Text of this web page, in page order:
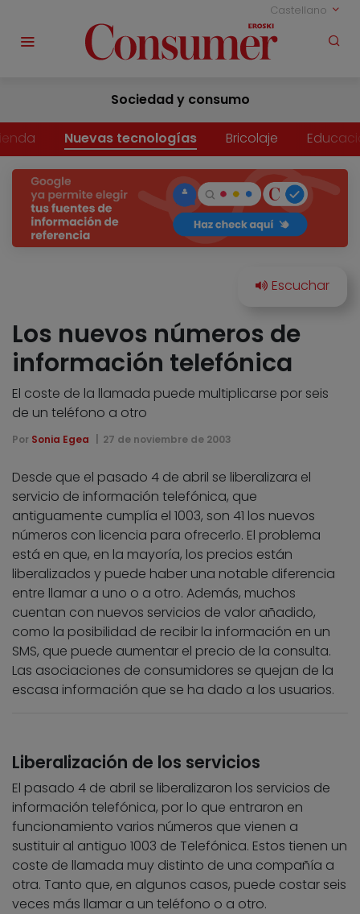
Castellano
Sociedad y consumo
Nuevas tecnologías Bricolaje
Los nuevos números de
información telefónica
El coste de la llamada puede multiplicarse por seis
de un teléfono a otro
Por Sonia Egea 27 de noviembre de 2003
Desde que el pasado 4 de abril se liberalizara el
servicio de información telefónica, que
antiguamente cumplía el 1003, son 41 los nuevos
números con licencia para ofrecerlo. El problema
está en que, en la mayoría, los precios están
liberalizados y puede haber una notable diferencia
entre llamar a uno o a otro. Además, muchos
cuentan con nuevos servicios de valor añadido,
como la posibilidad de recibir la información en un
SMS, que puede aumentar el precio de la consulta.
Las asociaciones de consumidores se quejan de la
escasa información que se ha dado a los usuarios.
Liberalización de los servicios
El pasado 4 de abril se liberalizaron los servicios de
información telefónica, por lo que entraron en
funcionamiento varios números que vienen a
sustituir al antiguo 1003 de Telefónica. Estos tienen un
coste de llamada muy distinto de una compañía a
otra. Tanto que, en algunos casos, puede costar seis
veces más llamar a un teléfono o a otro.